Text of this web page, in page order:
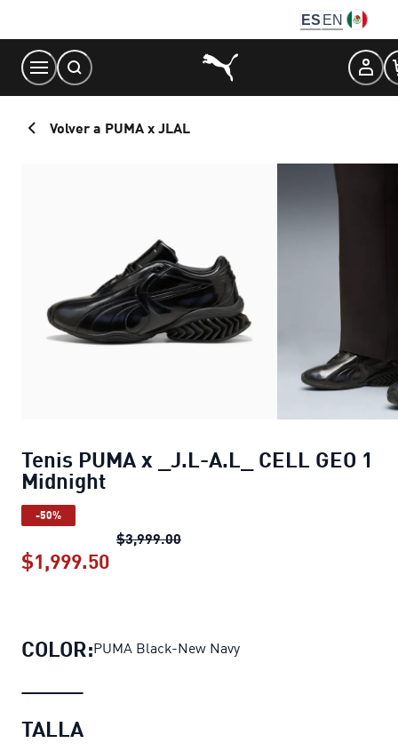
Content
ES EN
Volver a PUMA x JLAL
Tenis PUMA x _J.L-A.L_ CELL GEO 1
Midnight
-50%
$3,999.00Tenis PUMA x _J.L-A.L_ CELL
$1,999.50
COLOR:PUMA Black-New Navy
TALLA